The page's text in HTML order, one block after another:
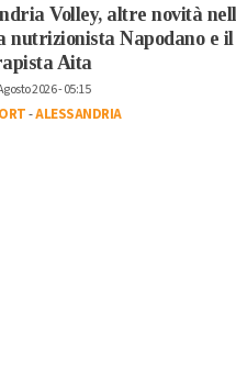
Volley, altre novità
nutrizionista Napodano e il
Aita
2026 - 05:15
-ALESSANDRIA